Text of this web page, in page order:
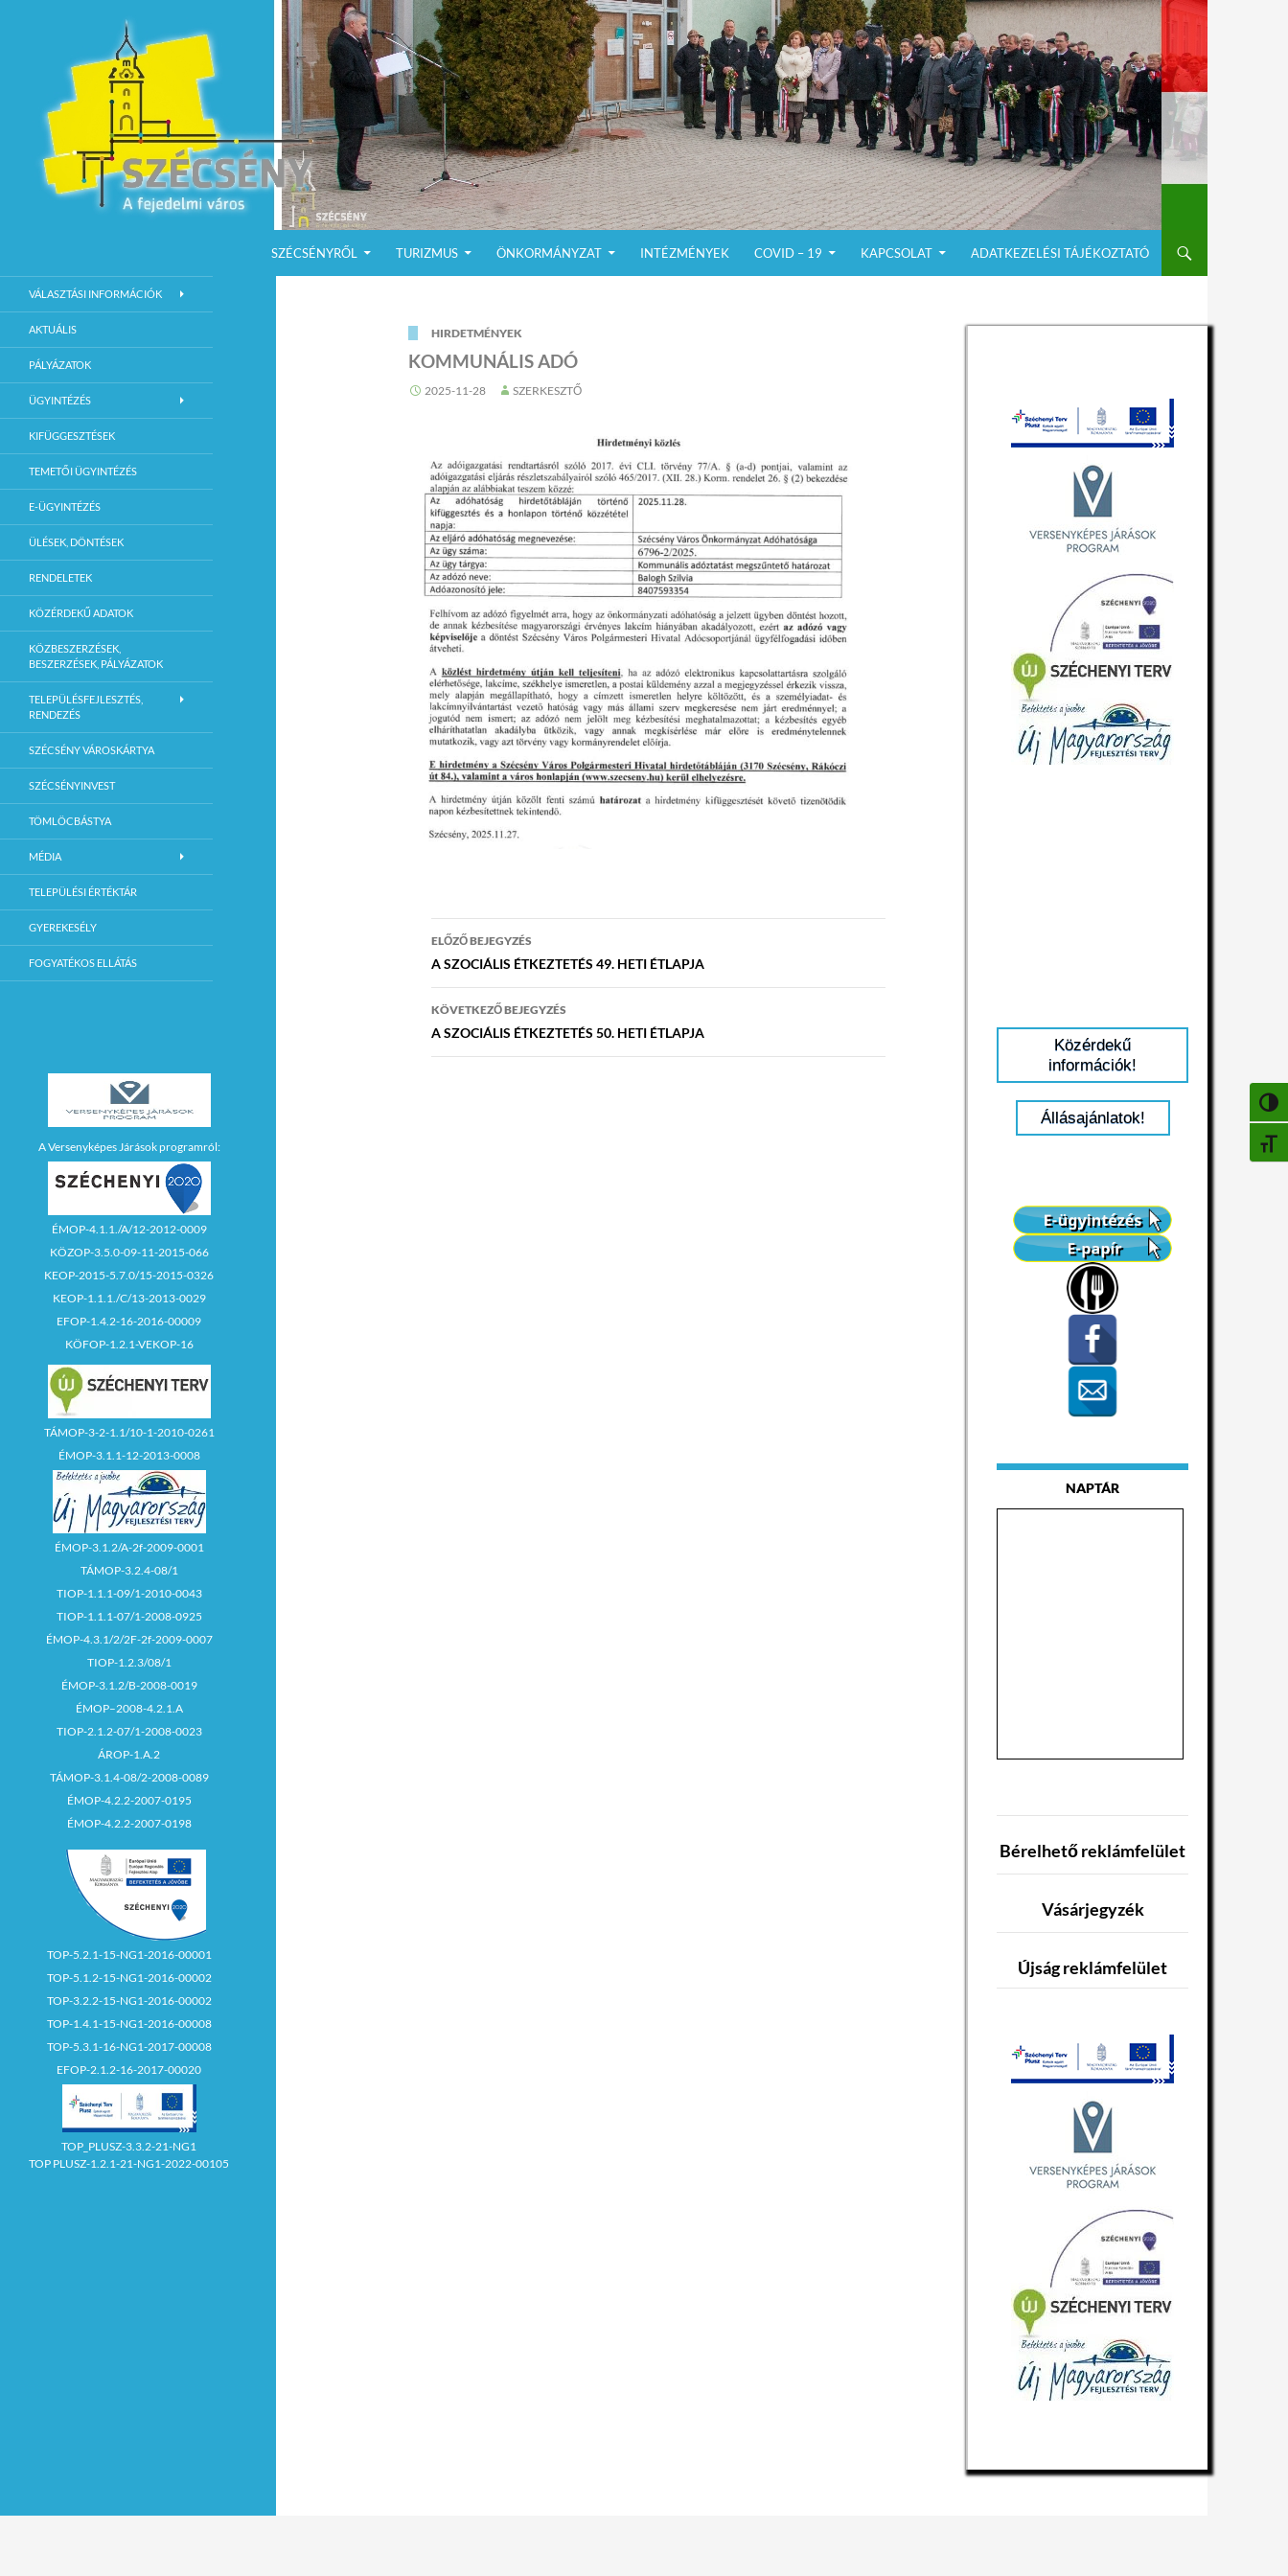
SZÉCSÉNYRŐL
TURIZMUS ÖNKORMÁNYZAT INTÉZMÉNYEK COVID – 19 KAPCSOLAT ADATKEZELÉSI TÁJÉKOZTATÓ
HIRDETMÉNYEK
KOMMUNÁLIS ADÓ
2025-11-28 SZERKESZTŐ
Bejegyzés
navigáció
ELŐZŐ BEJEGYZÉS
A SZOCIÁLIS ÉTKEZTETÉS 49. HETI ÉTLAPJA
KÖVETKEZŐ BEJEGYZÉS
A SZOCIÁLIS ÉTKEZTETÉS 50. HETI ÉTLAPJA
Közérdekű
információk!
Állásajánlatok!
NAPTÁR
Bérelhető reklámfelület
Vásárjegyzék
Újság reklámfelület
Szécsény Város Hivatalos Weboldala
VÁLASZTÁSI INFORMÁCIÓK
AKTUÁLIS
PÁLYÁZATOK
ÜGYINTÉZÉS
KIFÜGGESZTÉSEK
TEMETŐI ÜGYINTÉZÉS
E-ÜGYINTÉZÉS
ÜLÉSEK, DÖNTÉSEK
RENDELETEK
KÖZÉRDEKŰ ADATOK
KÖZBESZERZÉSEK,
BESZERZÉSEK, PÁLYÁZATOK
TELEPÜLÉSFEJLESZTÉS,
RENDEZÉS
SZÉCSÉNY VÁROSKÁRTYA
SZÉCSÉNYINVEST
TÖMLÖCBÁSTYA
MÉDIA
TELEPÜLÉSI ÉRTÉKTÁR
GYEREKESÉLY
FOGYATÉKOS ELLÁTÁS
A Versenyképes Járások programról:
ÉMOP-4.1.1./A/12-2012-0009
KÖZOP-3.5.0-09-11-2015-066
KEOP-2015-5.7.0/15-2015-0326
KEOP-1.1.1./C/13-2013-0029
EFOP-1.4.2-16-2016-00009
KÖFOP-1.2.1-VEKOP-16
TÁMOP-3-2-1.1/10-1-2010-0261
ÉMOP-3.1.1-12-2013-0008
ÉMOP-3.1.2/A-2f-2009-0001
TÁMOP-3.2.4-08/1
TIOP-1.1.1-09/1-2010-0043
TIOP-1.1.1-07/1-2008-0925
ÉMOP-4.3.1/2/2F-2f-2009-0007
TIOP-1.2.3/08/1
ÉMOP-3.1.2/B-2008-0019
ÉMOP–2008-4.2.1.A
TIOP-2.1.2-07/1-2008-0023
ÁROP-1.A.2
TÁMOP-3.1.4-08/2-2008-0089
ÉMOP-4.2.2-2007-0195
ÉMOP-4.2.2-2007-0198
TOP-5.2.1-15-NG1-2016-00001
TOP-5.1.2-15-NG1-2016-00002
TOP-3.2.2-15-NG1-2016-00002
TOP-1.4.1-15-NG1-2016-00008
TOP-5.3.1-16-NG1-2017-00008
EFOP-2.1.2-16-2017-00020
TOP_PLUSZ-3.3.2-21-NG1
TOP PLUSZ-1.2.1-21-NG1-2022-00105